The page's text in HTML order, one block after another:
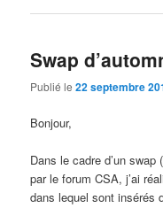
Swap
Publié le22 septembre
Bonjour,
Dans le cadre d’un
par le forum CSA, j’ai
dans lequel sont insérés